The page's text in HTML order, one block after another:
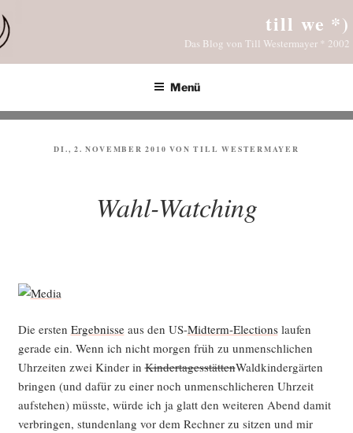
Inhalt
springen
till we *)
Das Blog von Till Westermayer * 2002
Menü
VERÖFFENTLICHT
DI., 2. NOVEMBER 2010 VONTILL WESTERMAYER
Wahl-Watching
Die ers­ten Ergeb­nis­seaus den US-Mid­term-Elec­tionslau­fen
gera­de ein. Wenn ich nicht mor­gen früh zu unmensch­li­chen
Uhr­zei­ten zwei Kin­der inKin­der­ta­ges­stät­tenWald­kin­der­gär­ten
brin­gen (und dafür zu einer noch unmensch­li­che­ren Uhr­zeit
auf­ste­hen) müss­te, wür­de ich ja glatt den wei­te­ren Abend damit
ver­brin­gen, stun­den­lang vor dem Rech­ner zu sit­zen und mir